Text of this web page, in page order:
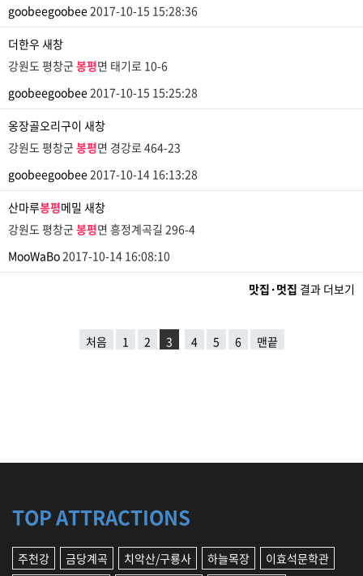
goobeegoobee2017-10-15 15:28:36
더한우새창
강원도 평창군 봉평면 태기로 10-6
goobeegoobee2017-10-15 15:25:28
옹장골오리구이 새창
강원도 평창군 봉평면 경강로 464-23
goobeegoobee2017-10-14 16:13:28
산마루봉평메밀 새창
강원도 평창군 봉평면 흥정계곡길 296-4
MooWaBo2017-10-14 16:08:10
맛집·멋집 결과 더보기
처음 1 2 3 4 5 6 맨끝
TOP ATTRACTIONS
주천강 금당계곡 치악산/구룡사 하늘목장
이효석문학관